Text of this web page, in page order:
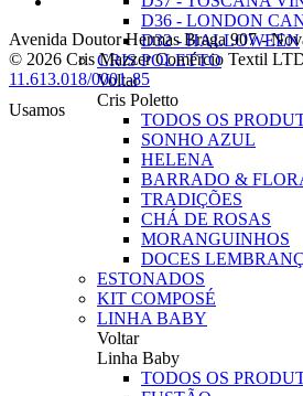
D36 - LONDON
D32 - HALLOWEEN
CRIS POLETTO
Voltar
Cris Poletto
TODOS OS
SONHO AZUL
HELENA
BARRADO &
TRADIÇÕES
CHÁ DE ROSAS
MORANGUINHOS
DOCES
ESTONADOS
KIT COMPOSÉ
LINHA BABY
Voltar
Linha Baby
TODOS OS
Avenida Doutor Hermas Braga 907-
© 2026 Cris Mazzer Comércio Textil
11.613.018/0001-85
Usamos